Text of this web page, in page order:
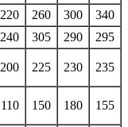
220 260 300
340
240 305 290
295
200 225 230 235
110 150 180 155